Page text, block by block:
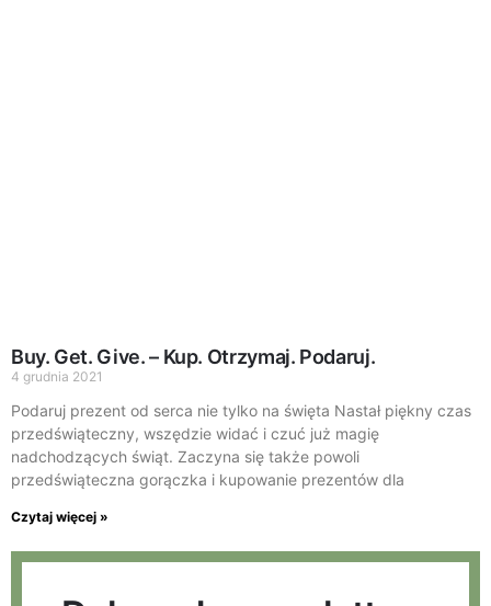
Buy. Get. Give. – Kup. Otrzymaj. Podaruj.
4 grudnia 2021
Podaruj prezent od serca nie tylko na święta Nastał piękny czas
przedświąteczny, wszędzie widać i czuć już magię
nadchodzących świąt. Zaczyna się także powoli
przedświąteczna gorączka i kupowanie prezentów dla
Czytaj więcej »